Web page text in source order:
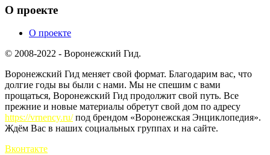
О проекте
О проекте
© 2008-2022 - Воронежский Гид.
Воронежский Гид меняет свой формат. Благодарим вас, что
долгие годы вы были с нами. Мы не спешим с вами
прощаться, Воронежский Гид продолжит свой путь. Все
прежние и новые материалы обретут свой дом по адресу
https://vrnency.ru/под брендом «Воронежская Энциклопедия».
Ждём Вас в наших социальных группах и на сайте.
Вконтакте